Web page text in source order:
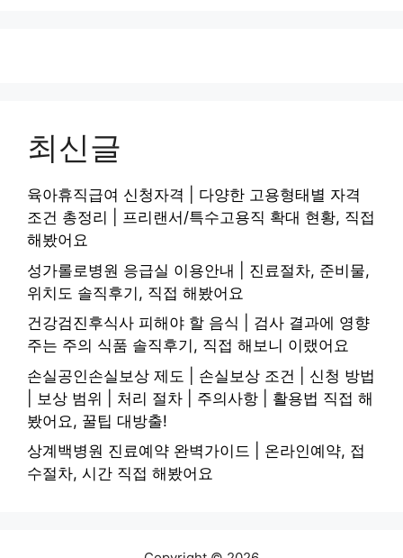
최신글
육아휴직급여 신청자격 | 다양한 고용형태별 자격
조건 총정리 | 프리랜서/특수고용직 확대 현황, 직접
해봤어요
성가롤로병원 응급실 이용안내 | 진료절차, 준비물,
위치도 솔직후기, 직접 해봤어요
건강검진후식사 피해야 할 음식 | 검사 결과에 영향
주는 주의 식품 솔직후기, 직접 해보니 이랬어요
손실공인손실보상 제도 | 손실보상 조건 | 신청 방법
| 보상 범위 | 처리 절차 | 주의사항 | 활용법 직접 해
봤어요, 꿀팁 대방출!
상계백병원 진료예약 완벽가이드 | 온라인예약, 접
수절차, 시간 직접 해봤어요